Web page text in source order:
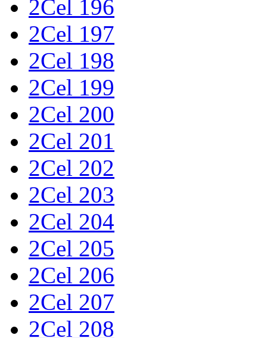
2Cel 196
2Cel 197
2Cel 198
2Cel 199
2Cel 200
2Cel 201
2Cel 202
2Cel 203
2Cel 204
2Cel 205
2Cel 206
2Cel 207
2Cel 208